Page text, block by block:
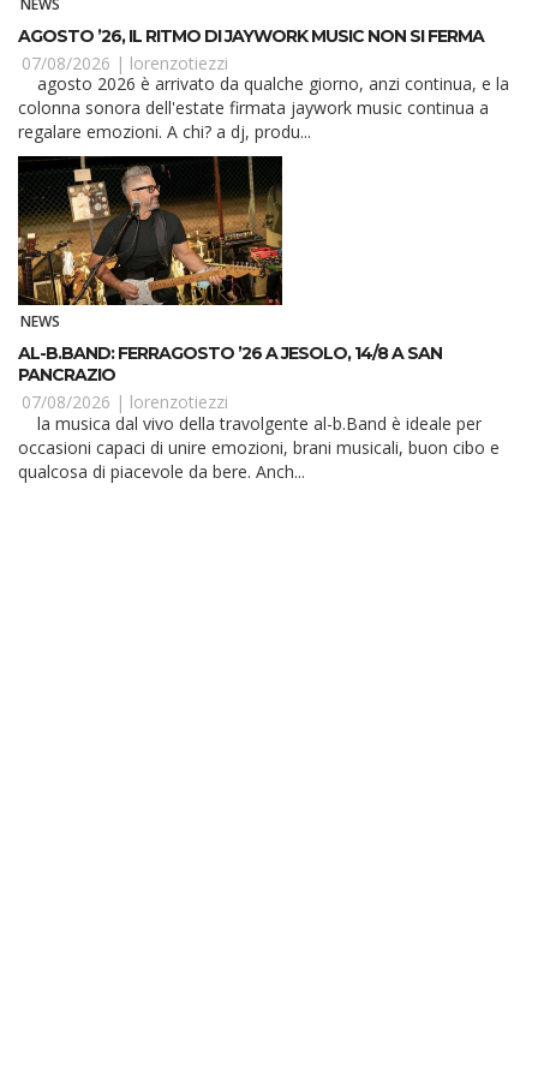
AGOSTO ’26, IL RITMO DI JAYWORK MUSIC NON SI FERMA
07/08/2026 | lorenzotiezzi
colonna sonora dell'estate firmata jaywork music continua a
regalare emozioni. A chi? a dj, produ...
NEWS
AL-B.BAND: FERRAGOSTO ’26 A JESOLO, 14/8 A SAN
PANCRAZIO
07/08/2026 | lorenzotiezzi
occasioni capaci di unire emozioni, brani musicali, buon cibo e
qualcosa di piacevole da bere. Anch...